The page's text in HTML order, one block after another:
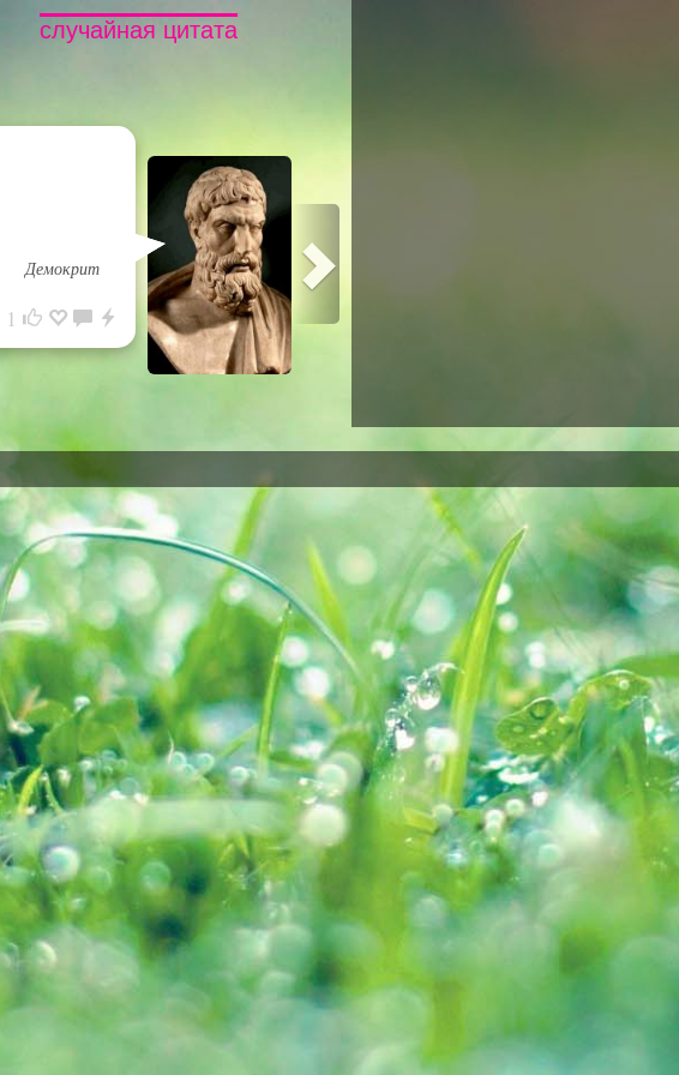
случайная цитата
Демокрит
1